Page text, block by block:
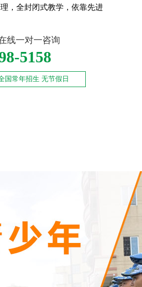
线一对一咨询
，全封闭式教学，依靠先进
5158
国常年招生 无节假日